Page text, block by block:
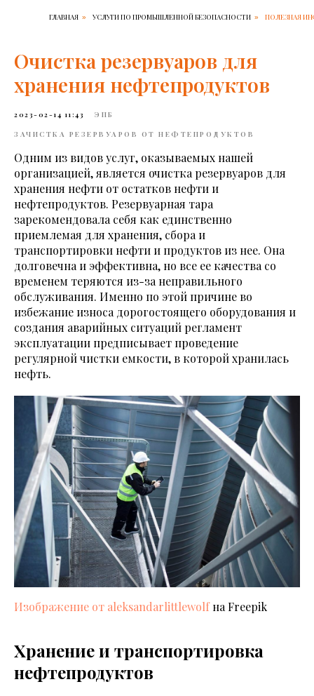
ГЛАВНАЯ » УСЛУГИ ПО ПРОМЫШЛЕННОЙ БЕЗОПАСНОСТИ » ПОЛЕЗНАЯ
Очистка резервуаров для
хранения нефтепродуктов
2023-02-14 11:43
ЭПБ
ЗАЧИСТКА РЕЗЕРВУАРОВ ОТ НЕФТЕПРОДУКТОВ
Одним из видов услуг, оказываемых нашей
организацией, является очистка резервуаров для
хранения нефти от остатков нефти и
нефтепродуктов. Резервуарная тара
зарекомендовала себя как единственно
приемлемая для хранения, сбора и
транспортировки нефти и продуктов из нее. Она
долговечна и эффективна, но все ее качества со
временем теряются из-за неправильного
обслуживания. Именно по этой причине во
избежание износа дорогостоящего оборудования и
создания аварийных ситуаций регламент
эксплуатации предписывает проведение
регулярной чистки емкости, в которой хранилась
нефть.
Изображение от aleksandarlittlewolfна Freepik
Хранение и транспортировка
нефтепродуктов